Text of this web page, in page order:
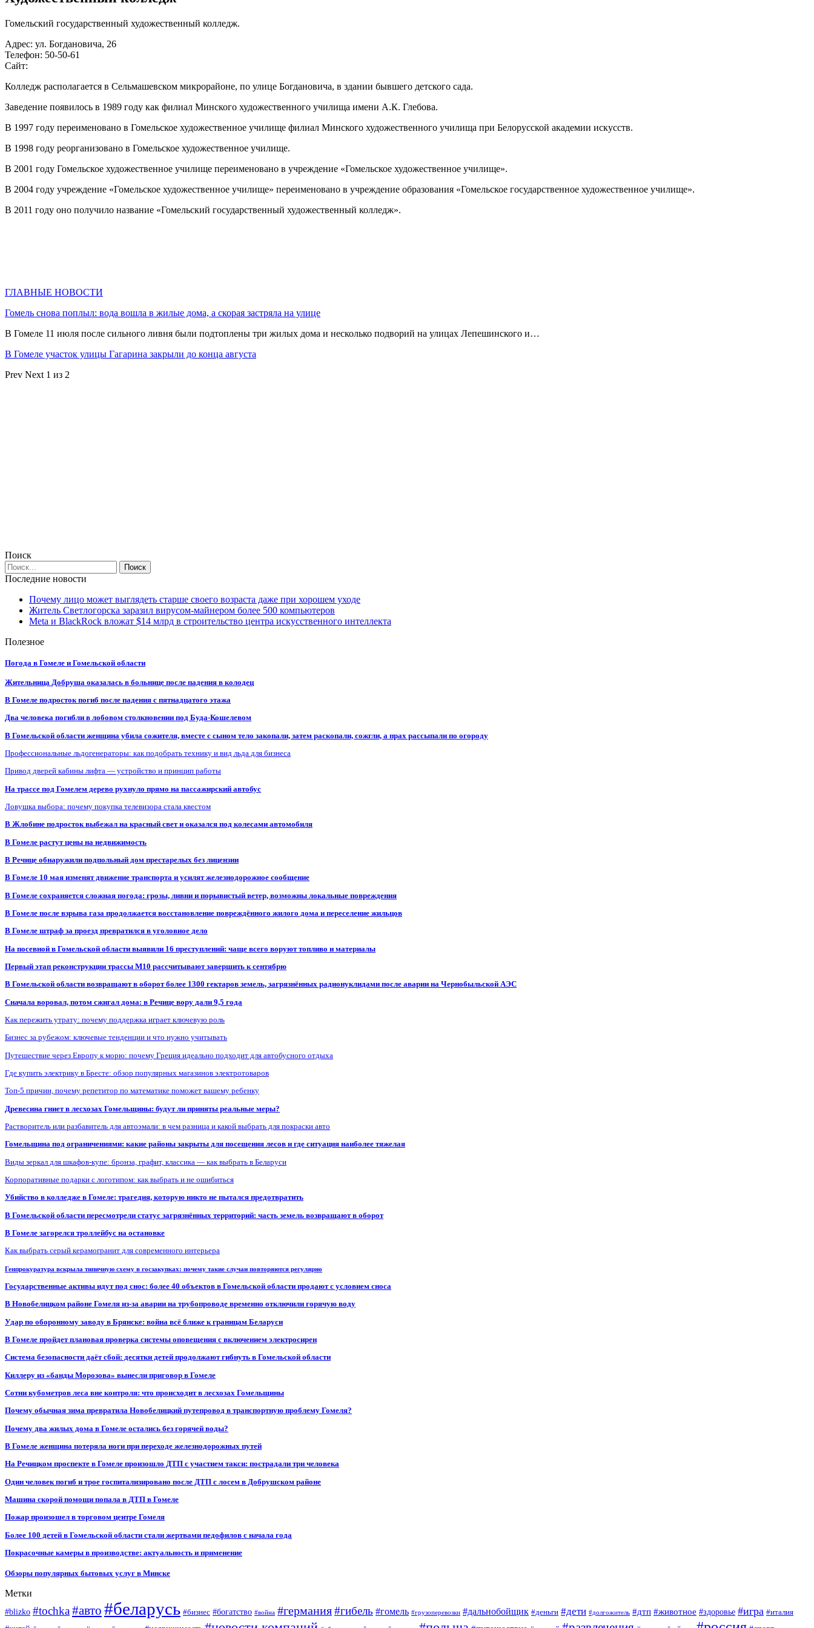
Гомельский государственный художественный колледж.
Адрес: ул. Богдановича, 26
Телефон: 50-50-61
Сайт:
Колледж располагается в Сельмашевском микрорайоне, по улице Богдановича, в здании бывшего детского сада.
Заведение появилось в 1989 году как филиал Минского художественного училища имени А.К. Глебова.
В 1997 году переименовано в Гомельское художественное училище филиал Минского художественного училища при Белорусской академии искусств.
В 1998 году реорганизовано в Гомельское художественное училище.
В 2001 году Гомельское художественное училище переименовано в учреждение «Гомельское художественное училище».
В 2004 году учреждение «Гомельское художественное училище» переименовано в учреждение образования «Гомельское государственное художественное училище».
В 2011 году оно получило название «Гомельский государственный художественный колледж».
ГЛАВНЫЕ НОВОСТИ
Гомель снова поплыл: вода вошла в жилые дома, а скорая застряла на улице
В Гомеле 11 июля после сильного ливня были подтоплены три жилых дома и несколько подворий на улицах Лепешинского и…
В Гомеле участок улицы Гагарина закрыли до конца августа
Prev Next 1 из 2
Поиск
Последние новости
Почему лицо может выглядеть старше своего возраста даже при хорошем уходе
Житель Светлогорска заразил вирусом-майнером более 500 компьютеров
Meta и BlackRock вложат $14 млрд в строительство центра искусственного интеллекта
Полезное
Погода в Гомеле и Гомельской области
Жительница Добруша оказалась в больнице после падения в колодец
В Гомеле подросток погиб после падения с пятнадцатого этажа
Два человека погибли в лобовом столкновении под Буда-Кошелевом
В Гомельской области женщина убила сожителя, вместе с сыном тело закопали, затем раскопали, сожгли, а прах рассыпали по огороду
Профессиональные льдогенераторы: как подобрать технику и вид льда для бизнеса
Привод дверей кабины лифта — устройство и принцип работы
На трассе под Гомелем дерево рухнуло прямо на пассажирский автобус
Ловушка выбора: почему покупка телевизора стала квестом
В Жлобине подросток выбежал на красный свет и оказался под колесами автомобиля
В Гомеле растут цены на недвижимость
В Речице обнаружили подпольный дом престарелых без лицензии
В Гомеле 10 мая изменят движение транспорта и усилят железнодорожное сообщение
В Гомеле сохраняется сложная погода: грозы, ливни и порывистый ветер, возможны локальные повреждения
В Гомеле после взрыва газа продолжается восстановление повреждённого жилого дома и переселение жильцов
В Гомеле штраф за проезд превратился в уголовное дело
На посевной в Гомельской области выявили 16 преступлений: чаще всего воруют топливо и материалы
Первый этап реконструкции трассы М10 рассчитывают завершить к сентябрю
В Гомельской области возвращают в оборот более 1300 гектаров земель, загрязнённых радионуклидами после аварии на Чернобыльской АЭС
Сначала воровал, потом сжигал дома: в Речице вору дали 9,5 года
Как пережить утрату: почему поддержка играет ключевую роль
Бизнес за рубежом: ключевые тенденции и что нужно учитывать
Путешествие через Европу к морю: почему Греция идеально подходит для автобусного отдыха
Где купить электрику в Бресте: обзор популярных магазинов электротоваров
Топ-5 причин, почему репетитор по математике поможет вашему ребенку
Древесина гниет в лесхозах Гомельщины: будут ли приняты реальные меры?
Растворитель или разбавитель для автоэмали: в чем разница и какой выбрать для покраски авто
Гомельщина под ограничениями: какие районы закрыты для посещения лесов и где ситуация наиболее тяжелая
Виды зеркал для шкафов-купе: бронза, графит, классика — как выбрать в Беларуси
Корпоративные подарки с логотипом: как выбрать и не ошибиться
Убийство в колледже в Гомеле: трагедия, которую никто не пытался предотвратить
В Гомельской области пересмотрели статус загрязнённых территорий: часть земель возвращают в оборот
В Гомеле загорелся троллейбус на остановке
Как выбрать серый керамогранит для современного интерьера
Генпрокуратура вскрыла типичную схему в госзакупках: почему такие случаи повторяются регулярно
Государственные активы идут под снос: более 40 объектов в Гомельской области продают с условием сноса
В Новобелицком районе Гомеля из-за аварии на трубопроводе временно отключили горячую воду
Удар по оборонному заводу в Брянске: война всё ближе к границам Беларуси
В Гомеле пройдет плановая проверка системы оповещения с включением электросирен
Система безопасности даёт сбой: десятки детей продолжают гибнуть в Гомельской области
Киллеру из «банды Морозова» вынесли приговор в Гомеле
Сотни кубометров леса вне контроля: что происходит в лесхозах Гомельщины
Почему обычная зима превратила Новобелицкий путепровод в транспортную проблему Гомеля?
Почему два жилых дома в Гомеле остались без горячей воды?
В Гомеле женщина потеряла ноги при переходе железнодорожных путей
На Речицком проспекте в Гомеле произошло ДТП с участием такси: пострадали три человека
Один человек погиб и трое госпитализировано после ДТП с лосем в Добрушском районе
Машина скорой помощи попала в ДТП в Гомеле
Пожар произошел в торговом центре Гомеля
Более 100 детей в Гомельской области стали жертвами педофилов с начала года
Покрасочные камеры в производстве: актуальность и применение
Обзоры популярных бытовых услуг в Минске
Метки
#blizko #tochka#авто #беларусь #бизнес #богатство #война #германия#гибель #гомель #грузоперевозки #дальнобойщик #деньги #дети #долгожитель #дтп #животное #здоровье #игра #италия